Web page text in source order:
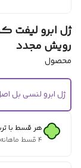
ژل ابرو لیفت
رویش مجدد
محصول
ژل ابرو لنسی بل
هر قسط با
۴ قسط ماهانه. بدون سود، چک و ضامن.